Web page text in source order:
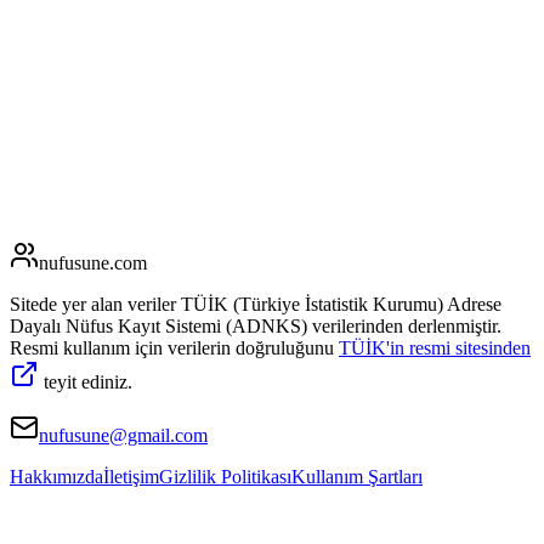
nufusune.com
Sitede yer alan veriler TÜİK (Türkiye İstatistik Kurumu) Adrese
Dayalı Nüfus Kayıt Sistemi (ADNKS) verilerinden derlenmiştir.
Resmi kullanım için verilerin doğruluğunu TÜİK'in resmi sitesinden
teyit ediniz.
nufusune@gmail.com
HakkımızdaİletişimGizlilik PolitikasıKullanım Şartları